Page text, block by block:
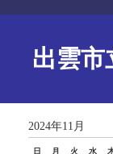
出雲
2024年11月
日 月 火 水